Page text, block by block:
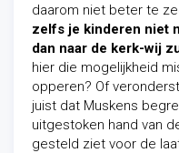
daarom niet beter te
zelfs je kinderen niet
dan naar de kerk-wij
hier die mogelijkheid
opperen? Of
juist dat Muskens
uitgestoken hand van
gesteld ziet voor de